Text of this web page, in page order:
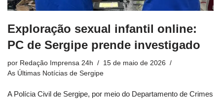
Exploração sexual infantil online:
PC de Sergipe prende investigado
por Redação Imprensa 24h
15 de maio de 2026
As Últimas Notícias de Sergipe
A Polícia Civil de Sergipe, por meio do Departamento de Crimes